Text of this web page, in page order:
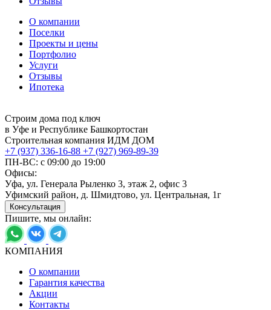
О компании
Поселки
Проекты и цены
Портфолио
Услуги
Отзывы
Ипотека
Строим дома под ключ
в Уфе и Республике Башкортостан
Строительная компания ИДМ ДОМ
+7 (937) 336-16-88 +7 (927) 969-89-39
ПН-ВС: с 09:00 до 19:00
Офисы:
Уфа, ул. Генерала Рыленко 3, этаж 2, офис 3
Уфимский район, д. Шмидтово, ул. Центральная, 1г
Консультация
Пишите, мы онлайн:
КОМПАНИЯ
О компании
Гарантия качества
Акции
Контакты